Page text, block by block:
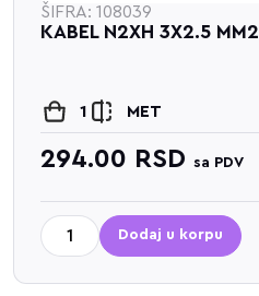
ŠIFRA: 108039
KABEL N2XH 3X2.5 MM2
1 MET
294.00 RSD sa PDV
Dodaj u korpu